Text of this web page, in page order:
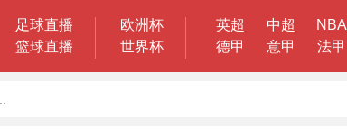
足球直播
篮球直播
欧洲杯
世界杯
英超 中超 NBA
德甲
意甲 法甲